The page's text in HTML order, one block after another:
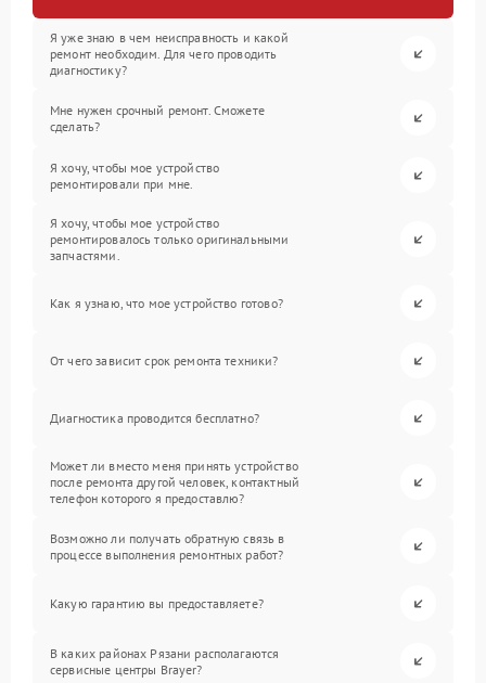
Я уже знаю в чем неисправность и какой
ремонт необходим. Для чего проводить
диагностику?
Мне нужен срочный ремонт. Сможете
сделать?
Я хочу, чтобы мое устройство
ремонтировали при мне.
Я хочу, чтобы мое устройство
ремонтировалось только оригинальными
запчастями.
Как я узнаю, что мое устройство готово?
От чего зависит срок ремонта техники?
Диагностика проводится бесплатно?
Может ли вместо меня принять устройство
после ремонта другой человек, контактный
телефон которого я предоставлю?
Возможно ли получать обратную связь в
процессе выполнения ремонтных работ?
Какую гарантию вы предоставляете?
В каких районах Рязани располагаются
сервисные центры Brayer?